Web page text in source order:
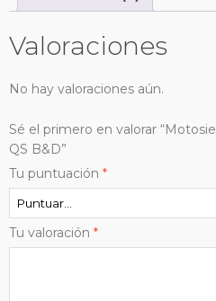
Valoraciones
No hay valoraciones aún.
Sé el primero en valorar
QS B&D”
Tu puntuación *
Tu valoración *